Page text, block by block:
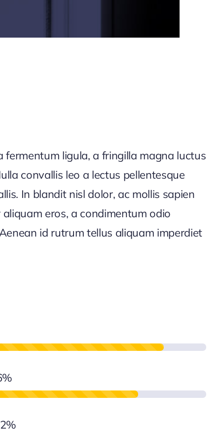
ligula, a fringilla magna luctus
convallis leo a lectus pellentesque
In blandit nisl dolor, ac mollis sapien
eros, a condimentum odio
id rutrum tellus aliquam imperdiet